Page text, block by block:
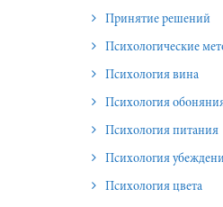
Принятие решений
Психологические методы
Психология вина
Психология
Психология питания
Психология
Психология цвета